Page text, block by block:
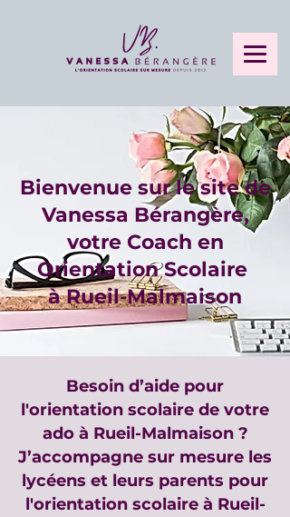
Bienvenue sur le site de
Vanessa Bérangère,
votre Coach en
Orientation Scolaire
à Rueil-Malmaison
Besoin d’aide pour
l'orientation scolaire de votre
ado à Rueil-Malmaison ?
J’accompagne sur mesure les
lycéens et leurs parents pour
l'orientation scolaire à Rueil-